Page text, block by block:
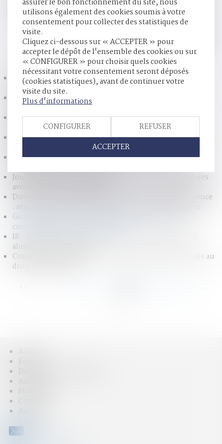
sur les allocations familiales et l’impôt sur le revenu...
la suite
HISTORIQUE
Premières décisions de la Cour de réexamen : la GPA et
l’intérêt des enfants – Gazette du Palais
Secrets de famille, rancunes filiales… immersion dans la
justice des tutelles - Le Monde
L'organisation provisoire du divorce peut durer -
11/02/2018 - ladepeche.fr
Famille : comment protéger son nouveau conjoint sans
"L'enfant n'est pas seulement témoin des violences
Journée d'action du 15 février : appel à la mobilisation des
avocats pour l'accès à la justice
Divorce par consentement mutuel – retours d’expérience
: résultats de l’enquête | Conseil national des barreaux
Garde principale ou alternée des enfants, quelles
conséquences ? | Dossier Familial
IR : actualisation des seuils de déduction des pensions
alimentaires - LégiFiscal
Conférence de La Haye : encadrer une pratique contraire au
droit international ?
...
Accueil
Articles
utilisons également des cookies soumis à votre
consentement pour collecter des statistiques de
visite.
Cliquez ci-dessous sur « ACCEPTER » pour
accepter le dépôt de l'ensemble des cookies ou sur
« CONFIGURER » pour choisir quels cookies
nécessitant votre consentement seront déposés
(cookies statistiques), avant de continuer votre
visite du site.
Plus d'informations
CONFIGURER
REFUSER
ACCEPTER